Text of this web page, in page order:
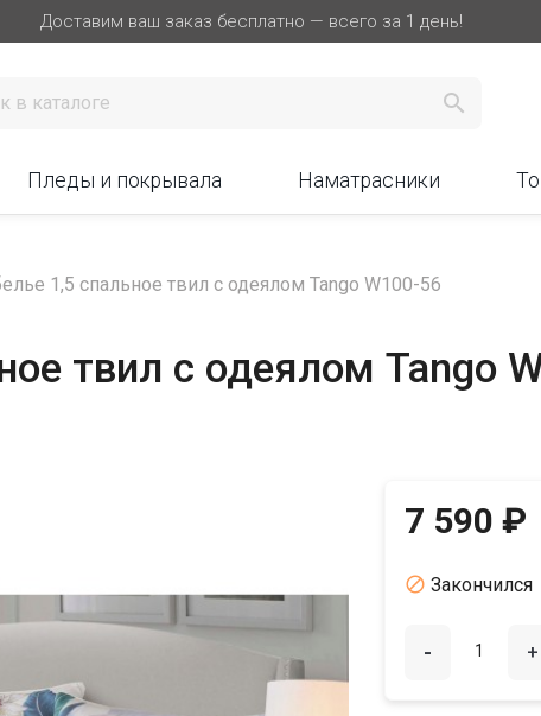
Доставим ваш заказ бесплатно — всего за 1 день!

Пледы и покрывала Наматрасники
1,5 спальное твил с одеялом Tango W100-56
твил с одеялом Tango
7 590 ₽
 Закончился
- +